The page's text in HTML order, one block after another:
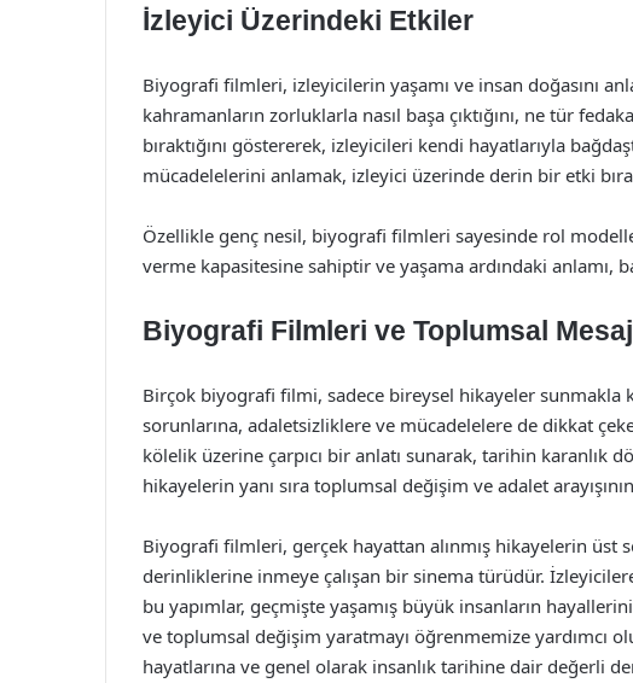
İzleyici Üzerindeki Etkiler
Biyografi filmleri, izleyicilerin yaşamı ve insan doğasını
kahramanların zorluklarla nasıl başa çıktığını, ne tür
bıraktığını göstererek, izleyicileri kendi hayatlarıyla
mücadelelerini anlamak, izleyici üzerinde derin bir etki
Özellikle genç nesil, biyografi filmleri sayesinde rol
verme kapasitesine sahiptir ve yaşama ardındaki anlamı,
Biyografi Filmleri ve Toplumsal
Birçok biyografi filmi, sadece bireysel hikayeler sunmakla
sorunlarına, adaletsizliklere ve mücadelelere de dikkat
kölelik üzerine çarpıcı bir anlatı sunarak, tarihin karanlık
hikayelerin yanı sıra toplumsal değişim ve adalet
Biyografi filmleri, gerçek hayattan alınmış hikayelerin üst
derinliklerine inmeye çalışan bir sinema türüdür.
bu yapımlar, geçmişte yaşamış büyük insanların
ve toplumsal değişim yaratmayı öğrenmemize yardımcı
hayatlarına ve genel olarak insanlık tarihine dair değerli